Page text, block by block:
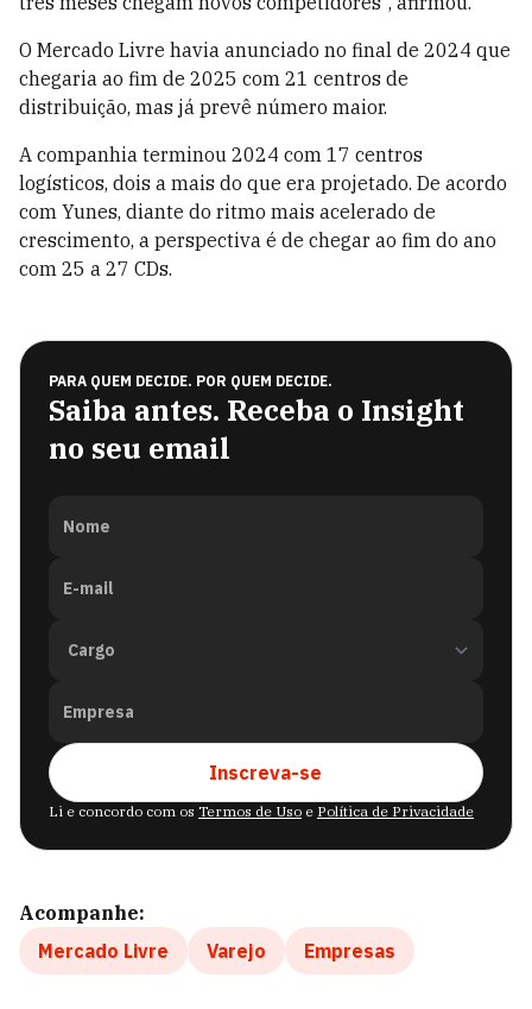
O Mercado Livre havia anunciado no final de 2024 que
chegaria ao fim de 2025 com 21 centros de
distribuição, mas já prevê número maior.
A companhia terminou 2024 com 17 centros
logísticos, dois a mais do que era projetado. De acordo
com Yunes, diante do ritmo mais acelerado de
crescimento, a perspectiva é de chegar ao fim do ano
com 25 a 27 CDs.
PARA QUEM DECIDE. POR QUEM DECIDE.
Saiba antes. Receba o Insight
no seu email
Nome
E-mail
Empresa
Inscreva-se
Li e concordo com os Termos de Uso e Política de Privacidade
Acompanhe:
Mercado Livre
Varejo Empresas